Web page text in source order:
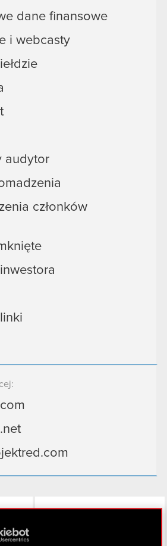
dane finansowe
i webcasty
audytor
członków
LinkedIn